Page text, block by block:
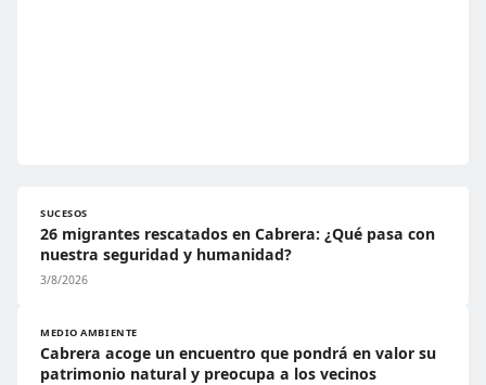
SUCESOS
26 migrantes rescatados en Cabrera: ¿Qué pasa con
nuestra seguridad y humanidad?
3/8/2026
MEDIO AMBIENTE
Cabrera acoge un encuentro que pondrá en valor su
patrimonio natural y preocupa a los vecinos